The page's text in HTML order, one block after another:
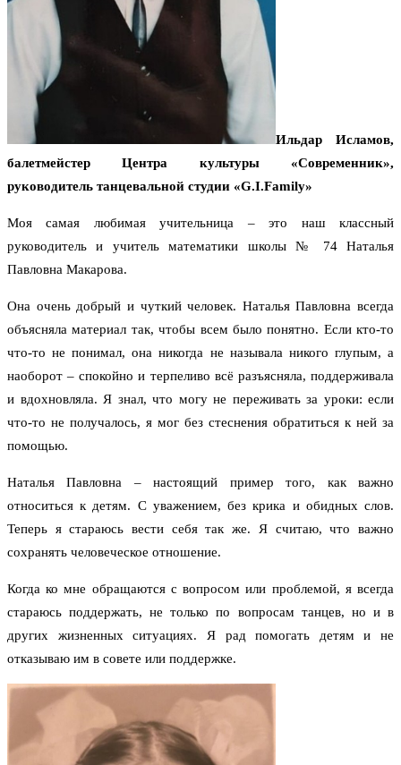
Ильдар Исламов,
балетмейстер Центра культуры «Современник»,
руководитель танцевальной студии «G.I.Family»
Моя самая любимая учительница – это наш классный
руководитель и учитель математики школы № 74 Наталья
Павловна Макарова.
Она очень добрый и чуткий человек. Наталья Павловна всегда
объясняла материал так, чтобы всем было понятно. Если кто-то
что-то не понимал, она никогда не называла никого глупым, а
наоборот – спокойно и терпеливо всё разъясняла, поддерживала
и вдохновляла. Я знал, что могу не переживать за уроки: если
что-то не получалось, я мог без стеснения обратиться к ней за
помощью.
Наталья Павловна – настоящий пример того, как важно
относиться к детям. С уважением, без крика и обидных слов.
Теперь я стараюсь вести себя так же. Я считаю, что важно
сохранять человеческое отношение.
Когда ко мне обращаются с вопросом или проблемой, я всегда
стараюсь поддержать, не только по вопросам танцев, но и в
других жизненных ситуациях. Я рад помогать детям и не
отказываю им в совете или поддержке.